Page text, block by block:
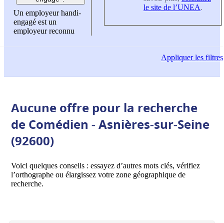
Un employeur handi-
engagé est un
employeur reconnu
le site de l’UNEA.
Appliquerles filtres
Aucune offre pour la recherche
de Comédien - Asnières-sur-Seine
(92600)
Voici quelques conseils : essayez d’autres mots clés, vérifiez
l’orthographe ou élargissez votre zone géographique de
recherche.